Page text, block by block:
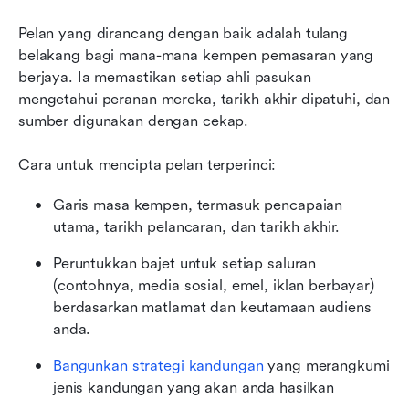
Pelan yang dirancang dengan baik adalah tulang
belakang bagi mana-mana kempen pemasaran yang
berjaya. Ia memastikan setiap ahli pasukan
mengetahui peranan mereka, tarikh akhir dipatuhi, dan
sumber digunakan dengan cekap.
Cara untuk mencipta pelan terperinci:
Garis masa kempen, termasuk pencapaian
utama, tarikh pelancaran, dan tarikh akhir.
Peruntukkan bajet untuk setiap saluran
(contohnya, media sosial, emel, iklan berbayar)
berdasarkan matlamat dan keutamaan audiens
anda.
Bangunkan strategi kandungan yang merangkumi
jenis kandungan yang akan anda hasilkan